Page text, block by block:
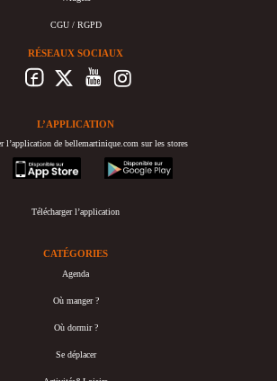
CGU / RGPD
RÉSEAUX SOCIAUX
L’APPLICATION
l’application de bellemartinique.com sur les stores
appstore
googleplay
Télécharger l’application
CATÉGORIES
Agenda
Où manger ?
Où dormir ?
Se déplacer